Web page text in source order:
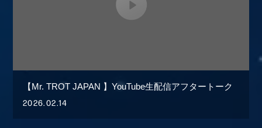
【Mr. TROT JAPAN 】YouTube生配信アフタートーク
2026.02.14